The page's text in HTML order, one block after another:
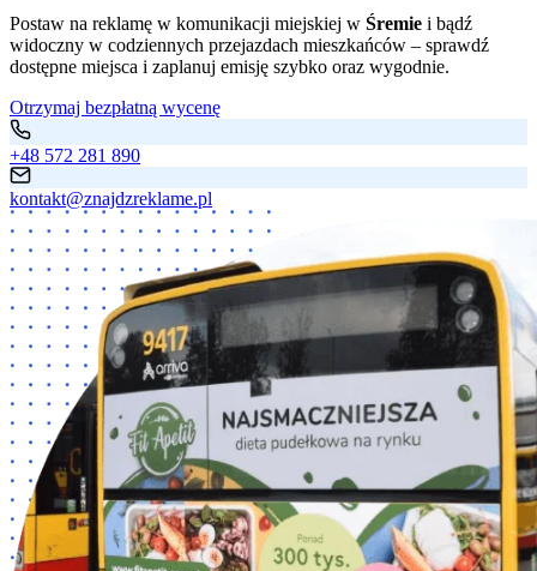
Postaw na reklamę w komunikacji miejskiej w Śremie i bądź
widoczny w codziennych przejazdach mieszkańców – sprawdź
dostępne miejsca i zaplanuj emisję szybko oraz wygodnie.
Otrzymaj bezpłatną wycenę
+48 572 281 890
kontakt@znajdzreklame.pl